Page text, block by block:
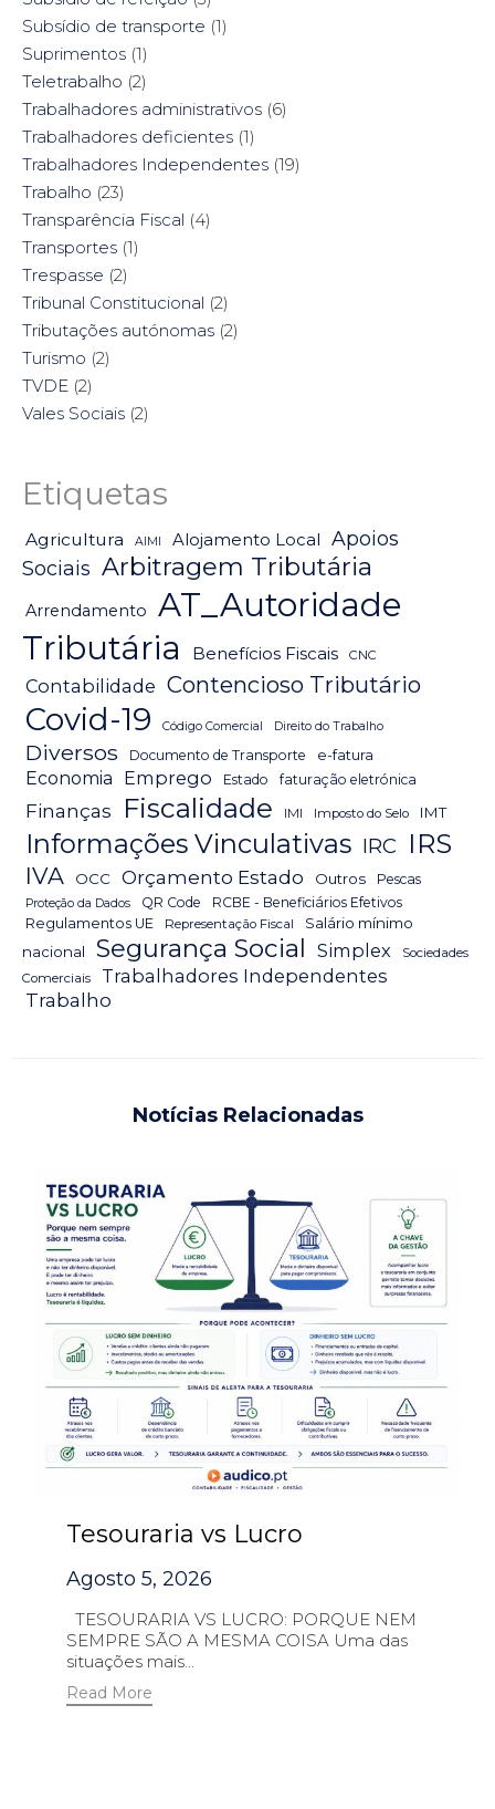
Subsídio de transporte (1)
Suprimentos (1)
Teletrabalho (2)
Trabalhadores administrativos (6)
Trabalhadores deficientes (1)
Trabalhadores Independentes (19)
Trabalho (23)
Transparência Fiscal (4)
Transportes (1)
Trespasse (2)
Tribunal Constitucional (2)
Tributações autónomas (2)
Turismo (2)
TVDE (2)
Vales Sociais (2)
Etiquetas
Agricultura AIMI Alojamento Local
Apoios
Sociais Arbitragem Tributária
Arrendamento
AT_Autoridade
Tributária
Benefícios Fiscais CNC
Contabilidade Contencioso Tributário
Covid-19 Código Comercial Direito do Trabalho
Diversos Documento de Transporte e-fatura
Economia Emprego Estado faturação eletrónica
Finanças Fiscalidade IMI Imposto do Selo IMT
Informações Vinculativas IRC IRS
IVA OCC Orçamento Estado Outros Pescas
Proteção da Dados QR Code
RCBE - Beneficiários Efetivos
Regulamentos UE
Representação Fiscal
Salário mínimo
nacional
Segurança Social Simplex
Sociedades
Comerciais
Trabalhadores Independentes
Trabalho
Notícias Relacionadas
Tesouraria vs Lucro
Agosto 5, 2026
TESOURARIA VS LUCRO: PORQUE NEM
SEMPRE SÃO A MESMA COISA Uma das
situações mais...
Read More